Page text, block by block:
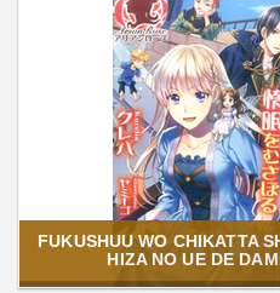
FUKUSHUU WO CHIKATTA
HIZA NO UE DE